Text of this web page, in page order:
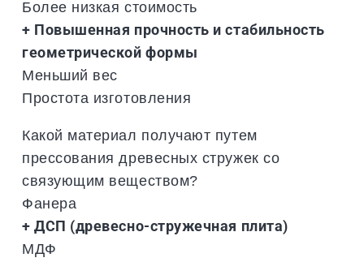
Более низкая стоимость
+ Повышенная прочность и стабильность
геометрической формы
Меньший вес
Простота изготовления
Какой материал получают путем
прессования древесных стружек со
связующим веществом?
Фанера
+ ДСП (древесно-стружечная плита)
МДФ